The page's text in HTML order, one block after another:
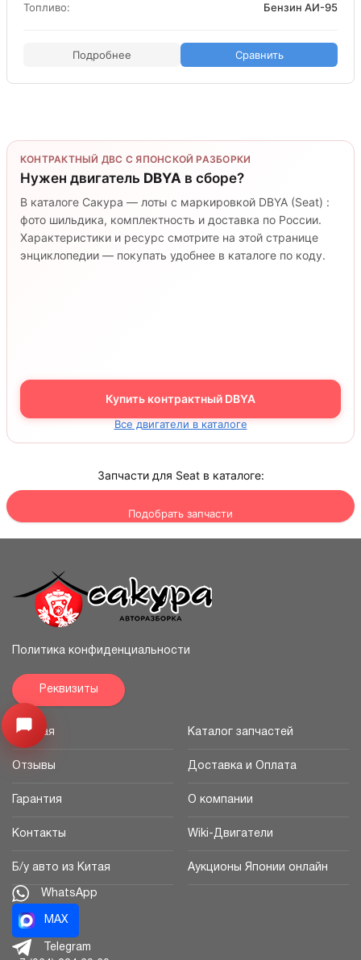
Топливо:
Бензин АИ-95
Подробнее Сравнить
КОНТРАКТНЫЙ ДВС С ЯПОНСКОЙ РАЗБОРКИ
Нужен двигатель DBYA в сборе?
В каталоге Сакура — лоты с маркировкой DBYA (Seat) :
фото шильдика, комплектность и доставка по России.
Характеристики и ресурс смотрите на этой странице
энциклопедии — покупать удобнее в каталоге по коду.
Купить контрактный DBYA
Все двигатели в каталоге
Запчасти для Seat в каталоге:
Подобрать запчасти
Узнайте цену запчасти -> Открыть меню
Политика конфиденциальности
Реквизиты
Главная Каталог запчастей
Отзывы Доставка и Оплата
Гарантия О компании
Контакты Wiki-Двигатели
Б/у авто из Китая Аукционы Японии онлайн
WhatsApp
MAX
Telegram